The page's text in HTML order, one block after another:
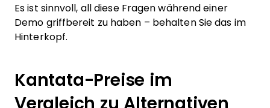
Es ist sinnvoll, all diese Fragen während einer
Demo griffbereit zu haben – behalten Sie das im
Hinterkopf.
Kantata-Preise im
Vergleich zu Alternativen